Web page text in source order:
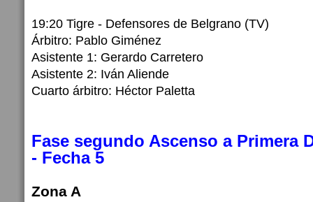
19:20 Tigre - Defensores de Belgrano (TV)
Árbitro: Pablo Giménez
Asistente 1: Gerardo Carretero
Asistente 2: Iván Aliende
Cuarto árbitro: Héctor Paletta
Fase segundo Ascenso a Primera
- Fecha 5
Zona A